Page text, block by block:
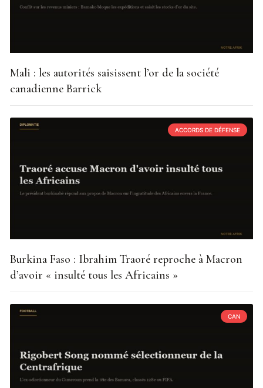
Mali : les autorités saisissent l’or de la société
canadienne Barrick
ACCORDS DE DÉFENSE
Burkina Faso : Ibrahim Traoré reproche à Macron
d’avoir « insulté tous les Africains »
CAN